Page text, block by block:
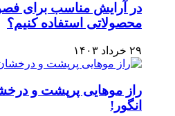
در آرایش مناسب برای
محصولاتی استفاده کنیم؟
۲۹ خرداد ۱۴۰۳
راز موهایی پرپشت و
انگور!